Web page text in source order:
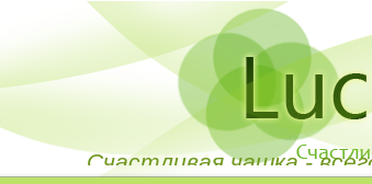
Счастливая чашка -